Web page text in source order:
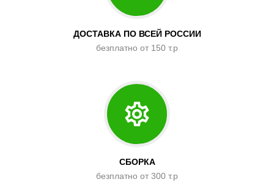
ДОСТАВКА ПО ВСЕЙ РОССИИ
безплатно от 150 т.р
СБОРКА
безплатно от 300 т.р